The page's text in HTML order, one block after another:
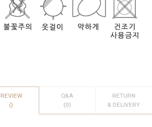
REVIEW
()
Q&A
(0)
RETURN
& DELIVERY